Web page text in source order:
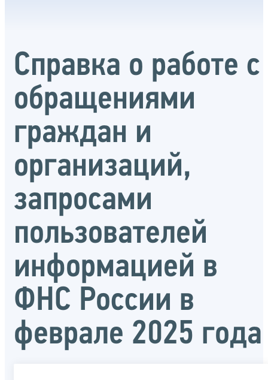
Справка о работе с
обращениями
граждан и
организаций,
запросами
пользователей
информацией в
ФНС России в
феврале 2025 года